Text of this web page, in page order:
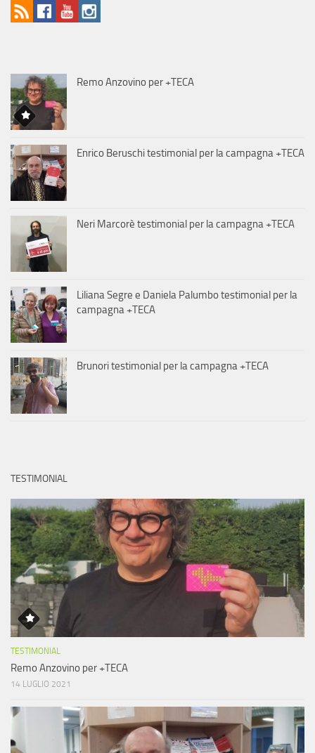
Remo Anzovino per +TECA
Enrico Beruschi testimonial per la campagna +TECA
Neri Marcorè testimonial per la campagna +TECA
Liliana Segre e Daniela Palumbo testimonial per la
campagna +TECA
Brunori testimonial per la campagna +TECA
TESTIMONIAL
TESTIMONIAL
Remo Anzovino per +TECA
14 LUGLIO 2021